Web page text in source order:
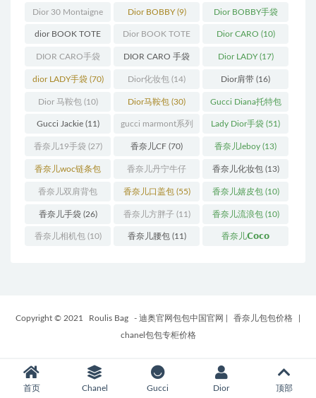
(13) (10)
Dior 30 Montaigne
蒙田(31)
Dior BOBBY(9) Dior BOBBY手袋
(26)
dior BOOK TOTE
(12)
Dior BOOK TOTE
手袋(163)
Dior CARO (10)
DIOR CARO手袋
(11)
DIOR CARO 手袋
(31)
Dior LADY(17)
dior LADY手袋(70) Dior化妆包 (14) Dior肩带 (16)
Dior 马鞍包(10) Dior马鞍包 (30) Gucci Diana托特包
(11)
Gucci Jackie(11) gucci marmont系列
(19)
Lady Dior手袋 (51)
香奈儿19手袋 (27) 香奈儿CF (70) 香奈儿leboy (13)
香奈儿woc链条包
(11)
香奈儿丹宁牛仔
(12)
香奈儿化妆包(13)
香奈儿双肩背包
(13)
香奈儿口盖包(55) 香奈儿嬉皮包(10)
香奈儿手袋(26) 香奈儿方胖子(11) 香奈儿流浪包(10)
香奈儿相机包(10) 香奈儿腰包(11) 香奈儿𝗖𝗼𝗰𝗼
Copyright © 2021 Roulis Bag - 迪奥官网包包中国官网 香奈儿包包价格
chanel包包专柜价格
首页 Chanel Gucci Dior 顶部